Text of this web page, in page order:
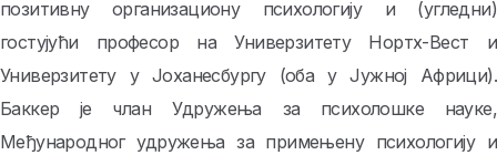
позитивну организациону психологију и (угледни)
гостујући професор на Универзитету Нортх-Вест и
Универзитету у Јоханесбургу (оба у Јужној Африци).
Баккер је члан Удружења за психолошке науке,
Међународног удружења за примењену психологију и